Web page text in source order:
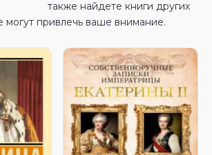
также найдете книги других
могут привлечь ваше внимание.